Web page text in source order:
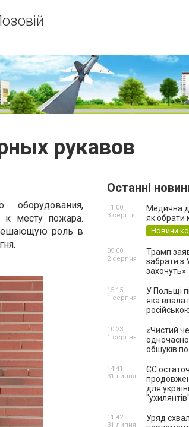
рукавов
к месту пожара.
роль в
Останні
Медична
як обрати
Новини
11:00,
3 серпня
Трамп
забрати з
захочуть»
09:00,
2 серпня
У Польщі
яка впала
15:15,
1 серпня
«Чистий
обшуків по
10:23,
1 серпня
ЄС
для
"ухилянтів"
14:41,
31 липня
Уряд
11:42,
31 липня